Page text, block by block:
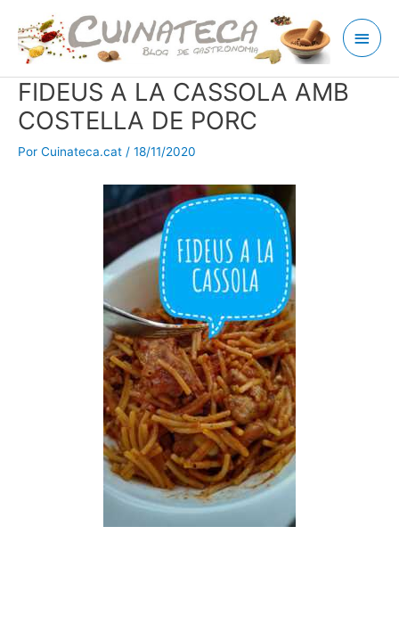
contenido
Menú
FIDEUS A LA CASSOLA AMB
COSTELLA DE PORC
Por Cuinateca.cat / 18/11/2020